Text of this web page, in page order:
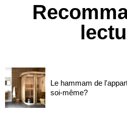
Le hammam de
soi-même?